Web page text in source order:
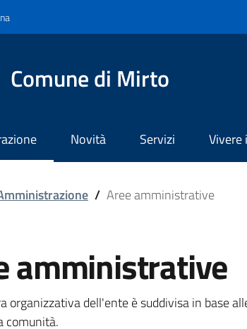
Comune di Mirto
Novità Servizi Vivere
/ Aree amministrative
amministrative
organizzativa dell'ente è suddivisa in base
comunità.